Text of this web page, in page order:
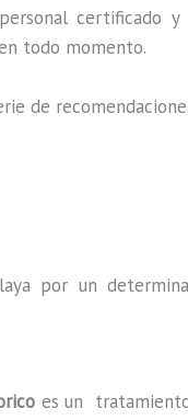
certificado
todo momento.
de
por un
es un